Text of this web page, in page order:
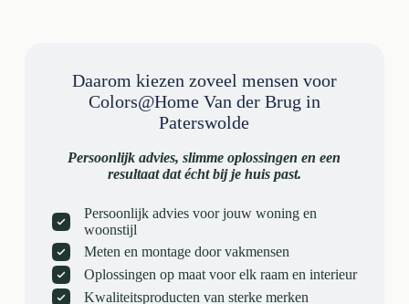
Daarom kiezen zoveel mensen voor
Colors@Home Van der Brug in
Paterswolde
Persoonlijk advies, slimme oplossingen en een
resultaat dat écht bij je huis past.
Persoonlijk advies voor jouw woning en
woonstijl
Meten en montage door vakmensen
Oplossingen op maat voor elk raam en interieur
Kwaliteitsproducten van sterke merken